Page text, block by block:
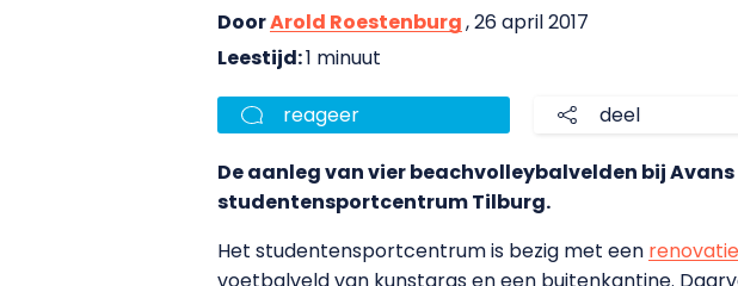
DoorArold Roestenburg, 26 april 2017
Leestijd:1 minuut
reageer deel
De aanleg van vier beachvolleybalvelden bij
studentensportcentrum Tilburg.
Het studentensportcentrum is bezig met een renovatie
voetbalveld van kunstgras en een buitenkantine.